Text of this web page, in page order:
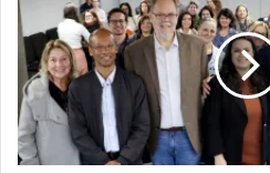
e como funcionam as